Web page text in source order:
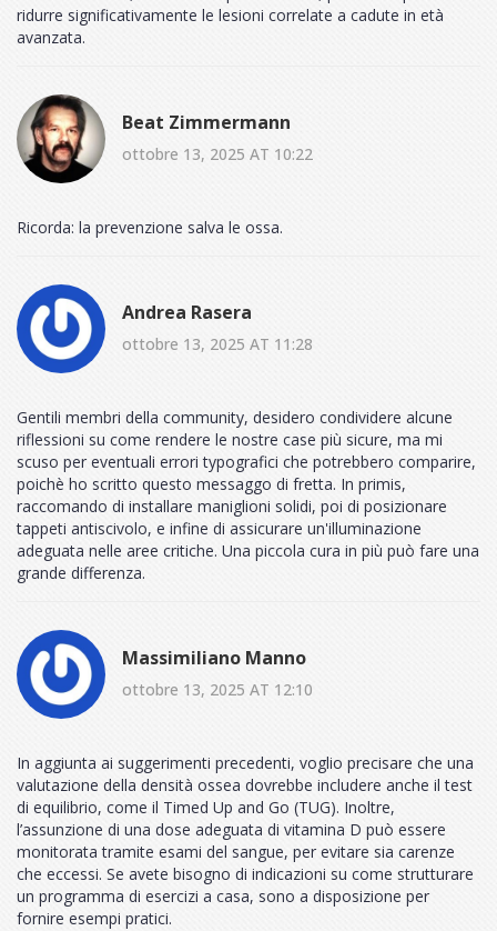
ridurre significativamente le lesioni correlate a cadute in età
avanzata.
Beat Zimmermann
ottobre 13, 2025 AT 10:22
Ricorda: la prevenzione salva le ossa.
Andrea Rasera
ottobre 13, 2025 AT 11:28
Gentili membri della community, desidero condividere alcune
riflessioni su come rendere le nostre case più sicure, ma mi
scuso per eventuali errori typografici che potrebbero comparire,
poichè ho scritto questo messaggo di fretta. In primis,
raccomando di installare maniglioni solidi, poi di posizionare
tappeti antiscivolo, e infine di assicurare un'illuminazione
adeguata nelle aree critiche. Una piccola cura in più può fare una
grande differenza.
Massimiliano Manno
ottobre 13, 2025 AT 12:10
In aggiunta ai suggerimenti precedenti, voglio precisare che una
valutazione della densità ossea dovrebbe includere anche il test
di equilibrio, come il Timed Up and Go (TUG). Inoltre,
l’assunzione di una dose adeguata di vitamina D può essere
monitorata tramite esami del sangue, per evitare sia carenze
che eccessi. Se avete bisogno di indicazioni su come strutturare
un programma di esercizi a casa, sono a disposizione per
fornire esempi pratici.